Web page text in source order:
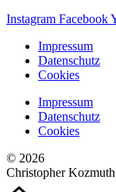
Instagram Facebook
Impressum
Datenschutz
Cookies
Impressum
Datenschutz
Cookies
© 2026
Christopher